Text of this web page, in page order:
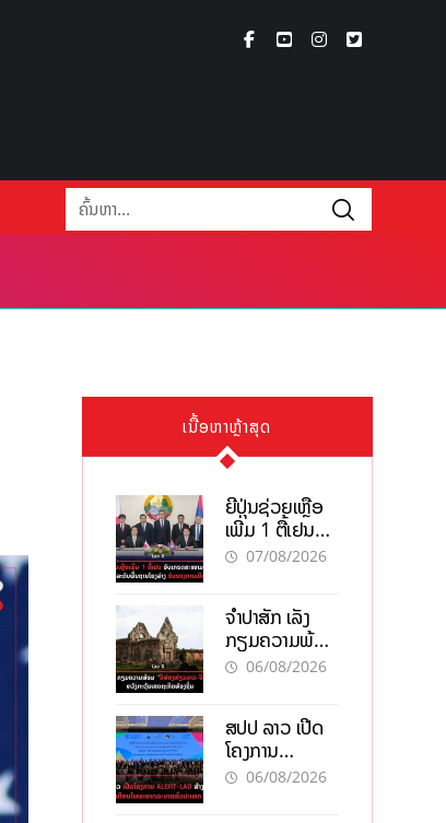
ເນື້ອຫາຫຼ້າສຸດ
ຍີ່ປຸ່ນຊ່ວຍເຫຼືອ
ເພີ່ມ 1 ຕື້ເຢນ
ອັບເກຣດ
ເຕີບໂຕ
07/08/2026
ຈຳປາສັກ ເລັ່ງ
ກຽມຄວາມພ້ອມ
“ປີທ່ອງທ່ຽວ
ເສດຖະກິດ
ທ້ອງຖິ່ນ
06/08/2026
ສປປ ລາວ ເປີດ
ໂຄງການ
ALERT-LAO
06/08/2026